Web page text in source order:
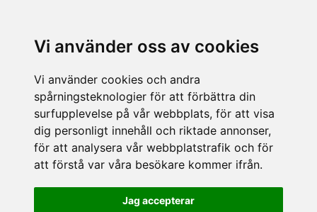
Vi använder oss av cookies
Vi använder cookies och andra
spårningsteknologier för att förbättra din
surfupplevelse på vår webbplats, för att visa
dig personligt innehåll och riktade annonser,
för att analysera vår webbplatstrafik och för
att förstå var våra besökare kommer ifrån.
Jag accepterar